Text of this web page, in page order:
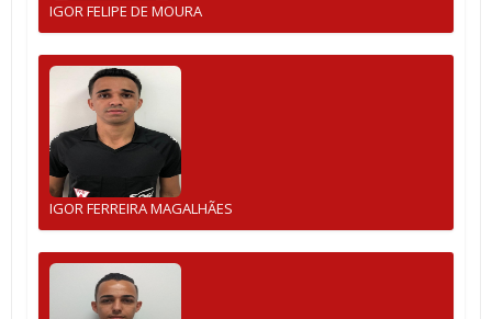
IGOR FELIPE DE MOURA
IGOR FERREIRA MAGALHÃES